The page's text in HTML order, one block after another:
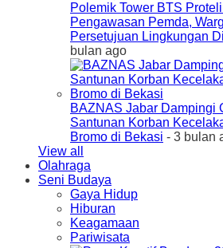
Polemik Tower BTS
Pengawasan Pemda,
Persetujuan Lingkungan
bulan ago
BAZNAS Jabar Dampingi
Santunan Korban
Bromo di Bekasi - 3 bulan
View all
Olahraga
Seni Budaya
Gaya Hidup
Hiburan
Keagamaan
Pariwisata